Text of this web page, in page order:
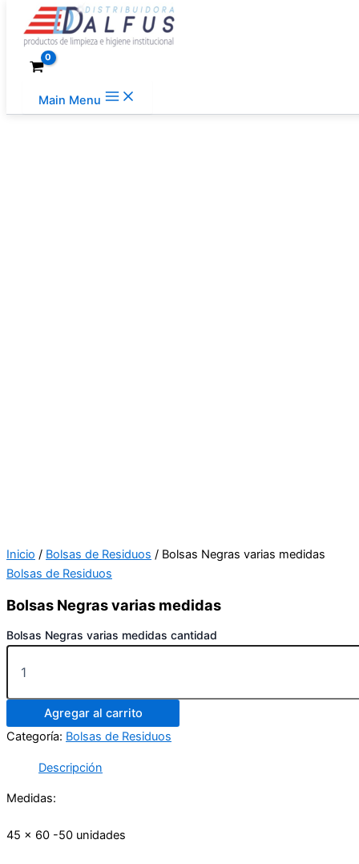
Main Menu
Inicio / Bolsas de Residuos / Bolsas Negras varias medidas
Bolsas de Residuos
Bolsas Negras varias medidas
Bolsas Negras varias medidas cantidad
Agregar al carrito
Categoría: Bolsas de Residuos
Descripción
Medidas:
45 x 60 -50 unidades